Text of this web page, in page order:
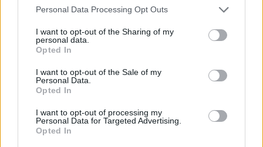
Personal Data Processing Opt Outs
I want to opt-out of the Sharing of my
personal data.
Opted In
I want to opt-out of the Sale of my
Personal Data.
Opted In
I want to opt-out of processing my
Personal Data for Targeted Advertising.
Opted In
Password
Remember Me